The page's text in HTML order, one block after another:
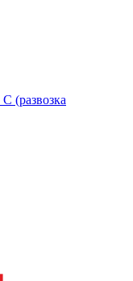
(развозка